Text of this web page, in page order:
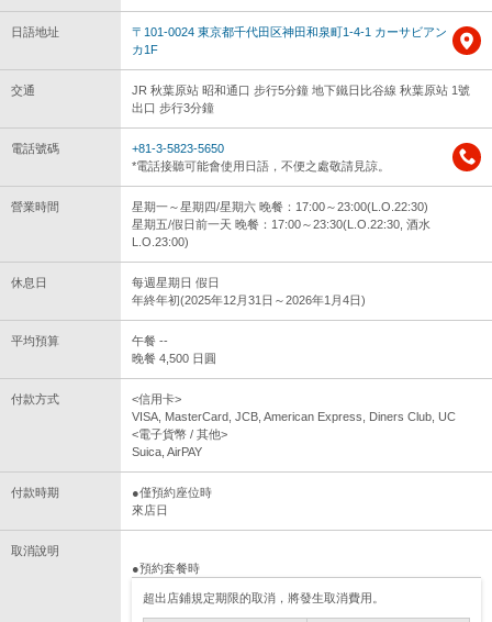
日語地址
〒101-0024 東京都千代田区神田和泉町1-4-1 カーサビアン
カ1F
交通
JR 秋葉原站 昭和通口 步行5分鐘 地下鐵日比谷線 秋葉原站 1號
出口 步行3分鐘
電話號碼
+81-3-5823-5650
*電話接聽可能會使用日語，不便之處敬請見諒。
營業時間
星期一～星期四/星期六 晚餐：17:00～23:00(L.O.22:30)
星期五/假日前一天 晚餐：17:00～23:30(L.O.22:30, 酒水
L.O.23:00)
休息日
每週星期日 假日
年終年初(2025年12月31日～2026年1月4日)
平均預算
午餐 --
晚餐 4,500 日圓
付款方式
<信用卡>
VISA, MasterCard, JCB, American Express, Diners Club, UC
<電子貨幣 / 其他>
Suica, AirPAY
付款時期
●僅預約座位時
來店日
取消說明
●預約套餐時
超出店鋪規定期限的取消，將發生取消費用。